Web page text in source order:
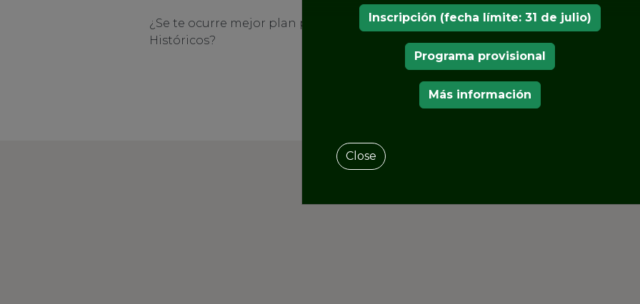
¿Se te ocurre mejor plan para Navidad que visitar nuestros Jardines
Históricos?
Inscripción (fecha límite: 31 de julio)
Programa provisional
Más información
Close